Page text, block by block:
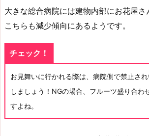
大きな総合病院には建物内部にお花屋さ
こちらも減少傾向にあるようです。
チェック！
お見舞いに行かれる際は、病院側で禁止さ
しましょう！NGの場合、フルーツ盛り合わ
すよね。